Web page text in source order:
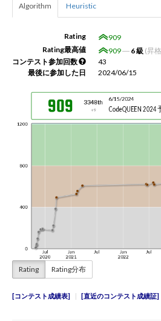
Algorithm Heuristic
Rating
909
Rating最高値
909― 6 級 (昇
コンテスト参加回数
43
最後に参加した日
2024/06/15
Rating Rating分布
コンテスト成績表 直近のコンテスト成績証